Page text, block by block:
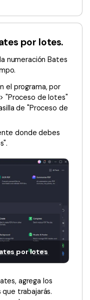
por lotes.
numeración Bates
el programa, por
"Proceso de lotes"
de "Proceso de
donde debes
por lotes
agrega los
trabajarás.